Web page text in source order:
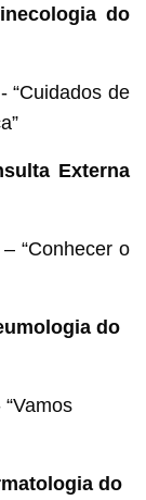
do
“Cuidados de
Externa
“Conhecer o
do
do